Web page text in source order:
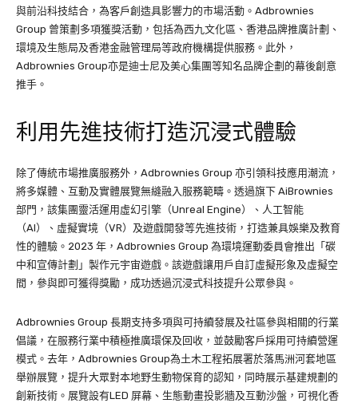
與前沿科技結合，為客戶創造具影響力的市場活動。Adbrownies
Group 曾策劃多項獲獎活動，包括為西九文化區、香港品牌推廣計劃、
環境及生態局及香港金融管理局等政府機構提供服務。此外，
Adbrownies Group亦是迪士尼及美心集團等知名品牌企劃的幕後創意
推手。
利用先進技術打造沉浸式體驗
除了傳統市場推廣服務外，Adbrownies Group 亦引領科技應用潮流，
將多媒體、互動及實體展覽無縫融入服務範疇。透過旗下 AiBrownies
部門，該集團靈活運用虛幻引擎（Unreal Engine）、人工智能
（AI）、虛擬實境（VR）及遊戲開發等先進技術，打造兼具娛樂及教育
性的體驗。2023 年，Adbrownies Group 為環境運動委員會推出「碳
中和宣傳計劃」製作元宇宙遊戲。該遊戲讓用戶自訂虛擬形象及虛擬空
間，參與即可獲得獎勵，成功透過沉浸式科技提升公眾參與。
Adbrownies Group 長期支持多項與可持續發展及社區參與相關的行業
倡議，在服務行業中積極推廣環保及回收，並鼓勵客戶採用可持續營運
模式。去年，Adbrownies Group為土木工程拓展署於落馬洲河套地區
舉辦展覽，提升大眾對本地野生動物保育的認知，同時展示基建規劃的
創新技術。展覽設有LED 屏幕、生態動畫投影牆及互動沙盤，可視化香